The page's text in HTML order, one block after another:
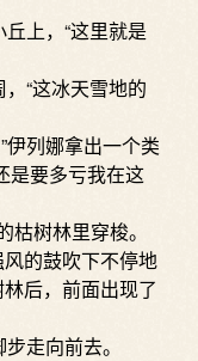
上，“这里就是
“这冰天雪地的
列娜拿出一个类
是要多亏我在这
树林里穿梭。
的鼓吹下不停地
后，前面出现了
走向前去。